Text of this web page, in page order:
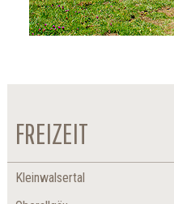
FREIZEIT
Kleinwalsertal